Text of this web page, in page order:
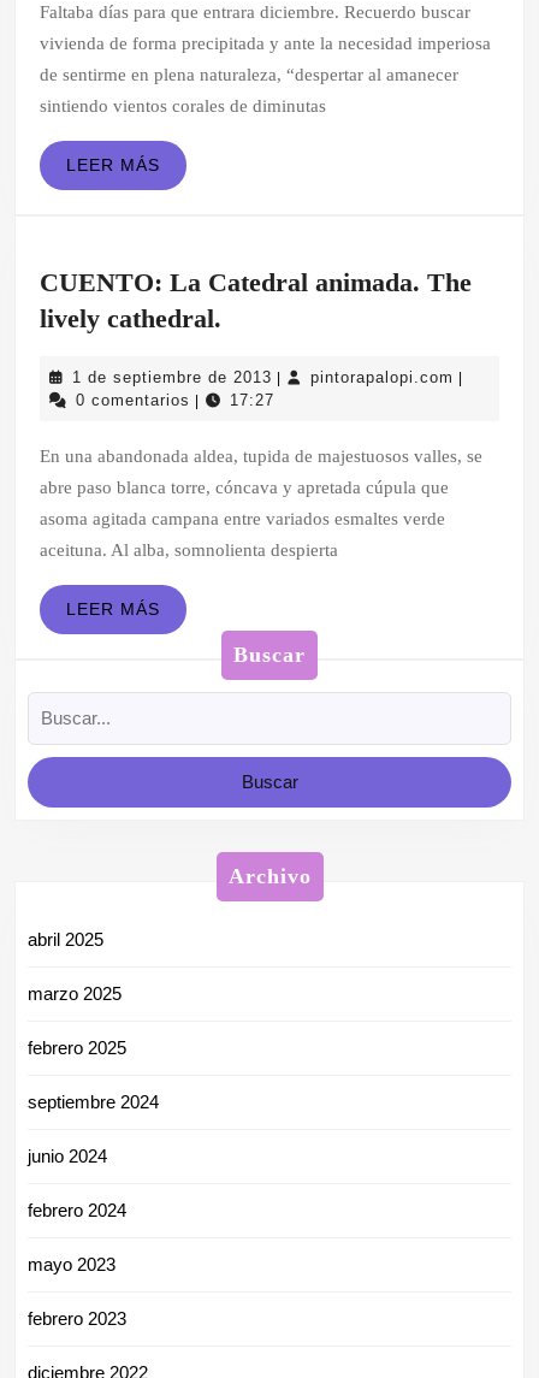
A
special
2013
Faltaba días para que entrara diciembre. Recuerdo buscar
vivienda de forma precipitada y ante la necesidad imperiosa
de sentirme en plena naturaleza, “despertar al amanecer
sintiendo vientos corales de diminutas
LEER MÁS LEER
MÁS
CUENTO: La Catedral animada. The
lively cathedral.
Catedral
The
lively
cathedral.
1 de septiembre de 2013 1
de
2013
| pintorapalopi.com |
0 comentarios | 17:27
En una abandonada aldea, tupida de majestuosos valles, se
abre paso blanca torre, cóncava y apretada cúpula que
asoma agitada campana entre variados esmaltes verde
aceituna. Al alba, somnolienta despierta
LEER MÁS LEER
MÁS
Buscar
Archivo
abril 2025
marzo 2025
febrero 2025
septiembre 2024
junio 2024
febrero 2024
mayo 2023
febrero 2023
diciembre 2022